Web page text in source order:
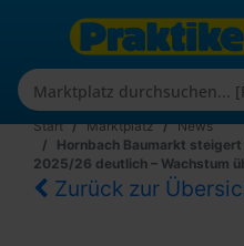
Start Marktplatz
News
Hornbach Baumarkt
2025/26 deutlich – Wachstum
Zurück zur